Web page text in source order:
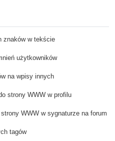
znaków w tekście
użytkowników
na wpisy innych
strony WWW w profilu
WWW w sygnaturze na forum
tagów